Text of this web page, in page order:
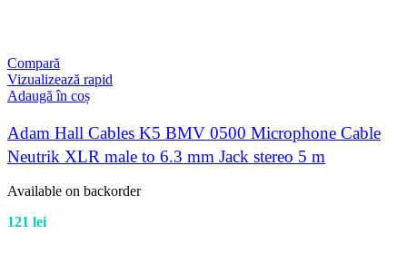
Compară
Vizualizează rapid
Adaugă în coș
Adam Hall Cables K5 BMV 0500 Microphone Cable
Neutrik XLR male to 6.3 mm Jack stereo 5 m
Available on backorder
121 lei